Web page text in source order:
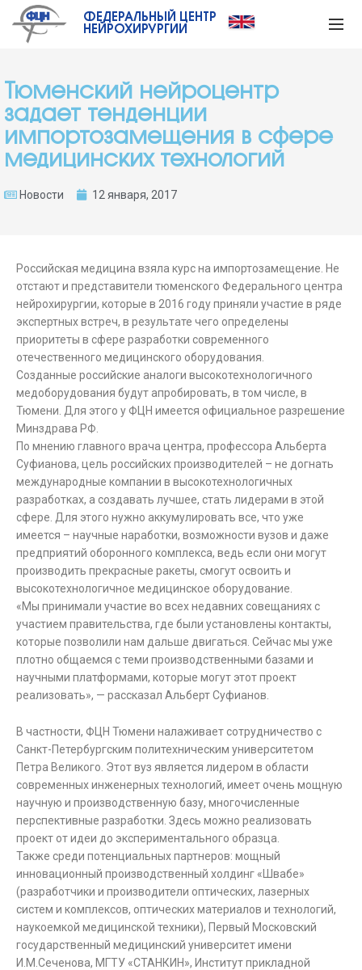
ФЕДЕРАЛЬНЫЙ ЦЕНТР
НЕЙРОХИРУРГИИ
Тюменский нейроцентр
задает тенденции
импортозамещения в сфере
медицинских технологий
Новости 12 января, 2017
Российская медицина взяла курс на импортозамещение. Не
отстают и представители тюменского Федерального центра
нейрохирургии, которые в 2016 году приняли участие в ряде
экспертных встреч, в результате чего определены
приоритеты в сфере разработки современного
отечественного медицинского оборудования.
Созданные российские аналоги высокотехнологичного
медоборудования будут апробировать, в том числе, в
Тюмени. Для этого у ФЦН имеется официальное разрешение
Минздрава РФ.
По мнению главного врача центра, профессора Альберта
Суфианова, цель российских производителей – не догнать
международные компании в высокотехнологичных
разработках, а создавать лучшее, стать лидерами в этой
сфере. Для этого нужно аккумулировать все, что уже
имеется – научные наработки, возможности вузов и даже
предприятий оборонного комплекса, ведь если они могут
производить прекрасные ракеты, смогут освоить и
высокотехнологичное медицинское оборудование.
«Мы принимали участие во всех недавних совещаниях с
участием правительства, где были установлены контакты,
которые позволили нам дальше двигаться. Сейчас мы уже
плотно общаемся с теми производственными базами и
научными платформами, которые могут этот проект
реализовать», — рассказал Альберт Суфианов.
В частности, ФЦН Тюмени налаживает сотрудничество с
Санкт-Петербургским политехническим университетом
Петра Великого. Этот вуз является лидером в области
современных инженерных технологий, имеет очень мощную
научную и производственную базу, многочисленные
перспективные разработки. Здесь можно реализовать
проект от идеи до экспериментального образца.
Также среди потенциальных партнеров: мощный
инновационный производственный холдинг «Швабе»
(разработчики и производители оптических, лазерных
систем и комплексов, оптических материалов и технологий,
наукоемкой медицинской техники), Первый Московский
государственный медицинский университет имени
И.М.Сеченова, МГТУ «СТАНКИН», Институт прикладной